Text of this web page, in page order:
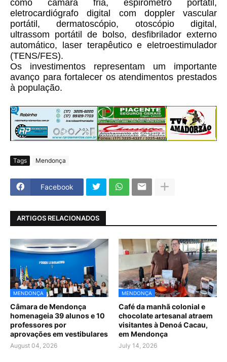
como câmara fria, espirômetro portátil,
eletrocardiógrafo digital com doppler vascular
portátil, dermatoscópio, otoscópio digital,
ultrassom portátil de bolso, desfibrilador externo
automático, laser terapêutico e eletroestimulador
(TENS/FES).
Os investimentos representam um importante
avanço para fortalecer os atendimentos prestados
à população.
Tags Mendonça
Facebook
ARTIGOS RELACIONADOS
MENDONÇA
Câmara de Mendonça
homenageia 39 alunos e 10
professores por
aprovações em vestibulares
August 04, 2026
MENDONÇA
Café da manhã colonial e
chocolate artesanal atraem
visitantes à Denoá Cacau,
em Mendonça
July 14, 2026